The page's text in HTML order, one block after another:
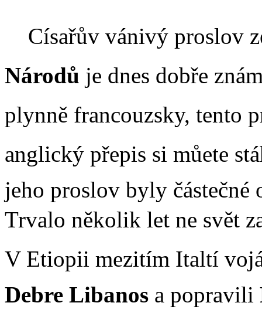
Císařův vánivý proslov
Národů je dnes dobře
plynně francouzsky, tento
anglický přepis si můete
jeho proslov byly
Trvalo několik let ne svět
V Etiopii mezitím Italtí
Debre Libanos a popravili